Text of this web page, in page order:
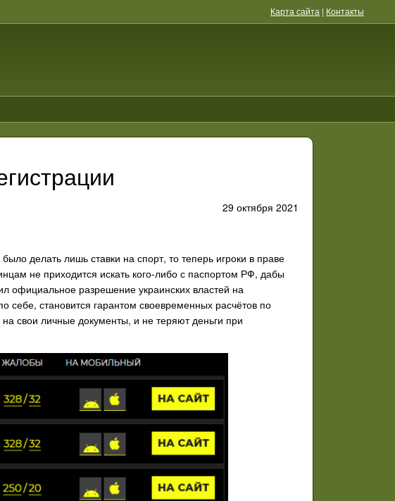
Карта сайта | Контакты
29 октября 2021
делать лишь ставки на спорт, то теперь игроки в праве
не приходится искать кого-либо с паспортом РФ, дабы
официальное разрешение украинских властей на
себе, становится гарантом своевременных расчётов по
свои личные документы, и не теряют деньги при